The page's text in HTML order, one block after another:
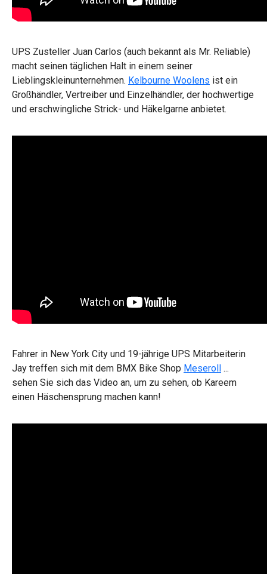
UPS Zusteller Juan Carlos (auch bekannt als Mr. Reliable)
macht seinen täglichen Halt in einem seiner
Lieblingskleinunternehmen. Kelbourne Woolens ist ein
Großhändler, Vertreiber und Einzelhändler, der hochwertige
und erschwingliche Strick- und Häkelgarne anbietet.
Fahrer in New York City und 19-jährige UPS Mitarbeiterin
Jay treffen sich mit dem BMX Bike Shop Meseroll ...
sehen Sie sich das Video an, um zu sehen, ob Kareem
einen Häschensprung machen kann!